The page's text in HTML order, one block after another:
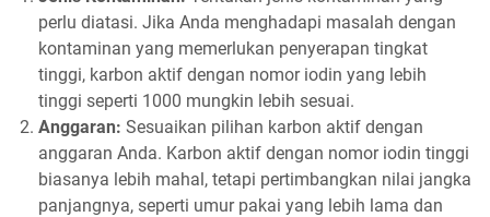
perlu diatasi. Jika Anda menghadapi masalah dengan
kontaminan yang memerlukan penyerapan tingkat
tinggi, karbon aktif dengan nomor iodin yang lebih
tinggi seperti 1000 mungkin lebih sesuai.
Anggaran: Sesuaikan pilihan karbon aktif dengan
anggaran Anda. Karbon aktif dengan nomor iodin tinggi
biasanya lebih mahal, tetapi pertimbangkan nilai jangka
panjangnya, seperti umur pakai yang lebih lama dan